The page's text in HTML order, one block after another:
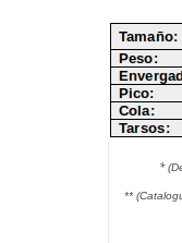
*(
** (